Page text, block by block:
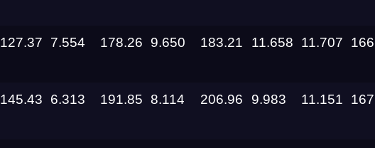
127.37 7.554 178.26 9.650 183.21 11.658 11.707
145.43 6.313 191.85 8.114 206.96 9.983 11.151